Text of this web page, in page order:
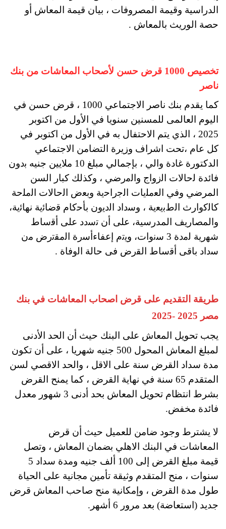
الدراسية وقيمة المصروفات ، بيان قيمة المعاش أو
حصة الوريث بالمعاش .
تخصيص 1000 قرض حسن لأصحاب المعاشات من بنك
ناصر
كما يقدم بنك ناصر الاجتماعي 1000 ، قرض حسن في
اليوم العالمى للمسنين سنويا في الأول من اكتوبر
2025 ، الذي يتم الاحتفال به في الأول من اكتوبر في
كل عام ،تحت اشراف وزيرة التضامن الاجتماعي
الدكتورة غادة والي ، بإجمالي مبلغ 10 ملايين جنيه ﺑدون
فائدة ﻟﺣﺎﻻت اﻟزواج واﻟﻣرضي ، وكذلك كبار السن
المرضي وفي اﻟﻌﻣﻠﯾﺎت اﻟﺟراﺣﯾﺔ وﺑﻌض اﻟﺣﺎﻻت اﻟﻣﻠﺣﺔ
ﻛﺎﻟﻛوارث اﻟطﺑﯾﻌﯾﺔ ، وﺳداد اﻟدﯾون ﺑﺄﺣﻛﺎم ﻗﺿﺎﺋﯾﺔ ﻧﻬﺎﺋﯾﺔ،
والمصاريف المدرسية، على أن ﺗﺳدد ﻋﻠﻰ أﻗﺳﺎط
ﺷﻬرﯾﺔ ﻟﻣدة 3 ﺳﻧوات، وﯾﺗم إعفاءأﺳرة اﻟﻣﻘﺗرض ﻣن
ﺳداد ﺑﺎﻗﻰ أﻗﺳﺎط اﻟﻘرض ﻓﻰ ﺣﺎﻟﺔ اﻟوﻓﺎة .
طريقة التقديم على قرض اصحاب المعاشات في بنك
مصر 2025 -2025
يجب تحويل المعاش على البنك حيث أن الحد الأدنى
لمبلغ المعاش المحول 500 جنيه شهريا ، على أن تكون
مدة سداد القرض سنة على الاقل ، والحد الاقصي لسن
المتقدم 65 سنة في نهاية القرض ، كما يمنح القرض
بشرط انتظام تحويل المعاش بحد أدنى 3 شهور معدل
فائدة مخفض.
لا يشترط وجود ضامن للعميل حيث أن قرض
المعاشات في البنك الاهلي بضمان المعاش ، وتصل
قيمة مبلغ القرض إلى 100 ألف جنيه ومدة سداد 5
سنوات ، منح المتقدم وثيقة تأمين مجانية على الحياة
طول مدة القرض ، وإمكانية منح صاحب المعاش قرض
جديد (استعاضة) بعد مرور 6 أشهر.